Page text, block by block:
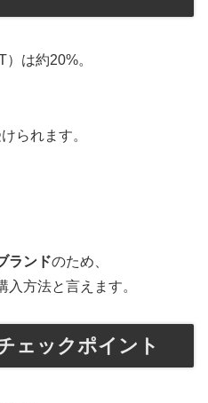
は約20%。
られます。
ランドのため、
入方法と言えます。
ェックポイント